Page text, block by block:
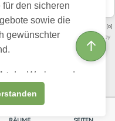
den sicheren
sowie die
gewünschter
der Werbung, dem
personenbezogener
Regeln · Datenschutz­erklärung
[o]
·Videoarchiv
· Powered by
↑